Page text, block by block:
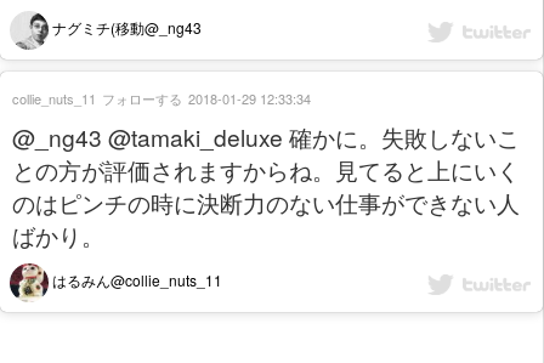
ナグミチ(移動@_ng43
@_ng43 @tamaki_deluxe 確かに。失敗しないこ
との方が評価されますからね。見てると上にいく
のはピンチの時に決断力のない仕事ができない人
ばかり。
はるみん@collie_nuts_11
collie_nuts_11 フォローする 2018-01-29 12:33:34